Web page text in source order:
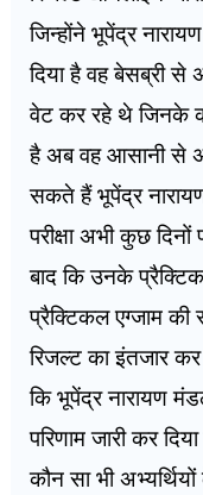
जिन्होंने भूपेंद्र
दिया है वह बेसब्री
वेट कर रहे थे जिनके
है अब वह आसानी से
सकते हैं भूपेंद्र
परीक्षा अभी कुछ
बाद कि उनके
प्रैक्टिकल एग्जाम की
रिजल्ट का इंतजार
कि भूपेंद्र नारायण मंडल
परिणाम जारी कर
कौन सा भी